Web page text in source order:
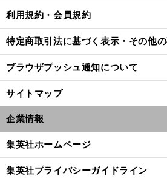
利用規約・会員規約
特定商取引法に基づく表示・その他
ブラウザプッシュ通知について
サイトマップ
企業情報
集英社ホームページ
集英社プライバシーガイドライン